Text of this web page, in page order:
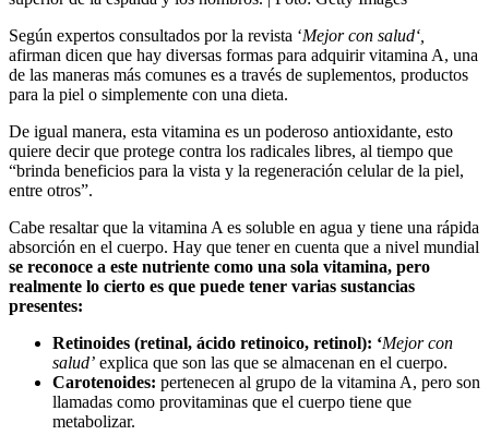
Según expertos consultados por la revista ‘Mejor con salud‘,
afirman dicen que hay diversas formas para adquirir vitamina A, una
de las maneras más comunes es a través de suplementos, productos
para la piel o simplemente con una dieta.
De igual manera, esta vitamina es un poderoso antioxidante, esto
quiere decir que protege contra los radicales libres, al tiempo que
“brinda beneficios para la vista y la regeneración celular de la piel,
entre otros”.
Cabe resaltar que la vitamina A es soluble en agua y tiene una rápida
absorción en el cuerpo. Hay que tener en cuenta que a nivel mundial
se reconoce a este nutriente como una sola vitamina, pero
realmente lo cierto es que puede tener varias sustancias
presentes:
Retinoides (retinal, ácido retinoico, retinol): ‘Mejor con
salud’ explica que son las que se almacenan en el cuerpo.
Carotenoides: pertenecen al grupo de la vitamina A, pero son
llamadas como provitaminas que el cuerpo tiene que
metabolizar.